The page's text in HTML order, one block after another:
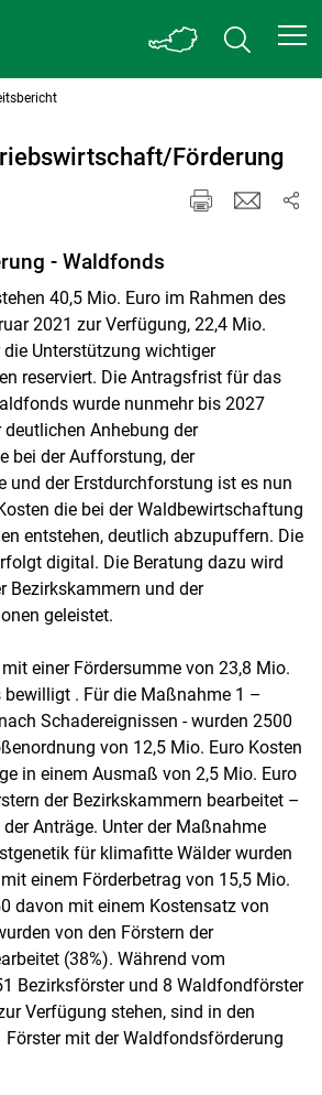
Förderung
- Waldfonds
40,5 Mio. Euro im Rahmen des
2021 zur Verfügung, 22,4 Mio.
Unterstützung wichtiger
reserviert. Die Antragsfrist für das
wurde nunmehr bis 2027
Anhebung der
bei der Aufforstung, der
und der Erstdurchforstung ist es nun
die bei der Waldbewirtschaftung
entstehen, deutlich abzupuffern. Die
digital. Die Beratung dazu wird
Bezirkskammern und der
geleistet.
einer Fördersumme von 23,8 Mio.
bewilligt . Für die Maßnahme 1 –
Schadereignissen - wurden 2500
von 12,5 Mio. Euro Kosten
in einem Ausmaß von 2,5 Mio. Euro
der Bezirkskammern bearbeitet –
Anträge. Unter der Maßnahme
für klimafitte Wälder wurden
einem Förderbetrag von 15,5 Mio.
davon mit einem Kostensatz von
von den Förstern der
(38%). Während vom
Bezirksförster und 8 Waldfondförster
Verfügung stehen, sind in den
Förster mit der Waldfondsförderung